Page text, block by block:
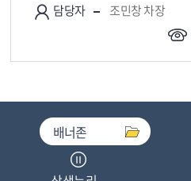
담당자
조민창 차장
배너존